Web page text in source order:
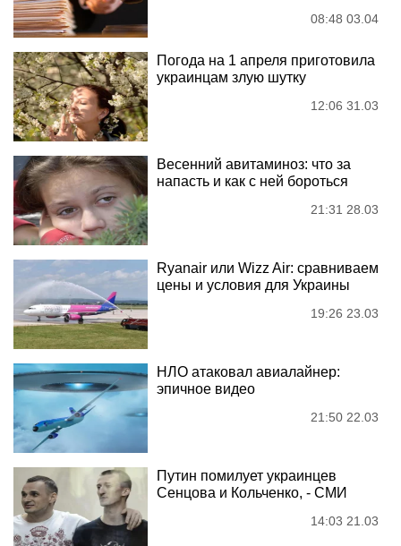
08:48 03.04
Погода на 1 апреля приготовила
украинцам злую шутку
12:06 31.03
Весенний авитаминоз: что за
напасть и как с ней бороться
21:31 28.03
Ryanair или Wizz Air: сравниваем
цены и условия для Украины
19:26 23.03
НЛО атаковал авиалайнер:
эпичное видео
21:50 22.03
Путин помилует украинцев
Сенцова и Кольченко, - СМИ
14:03 21.03